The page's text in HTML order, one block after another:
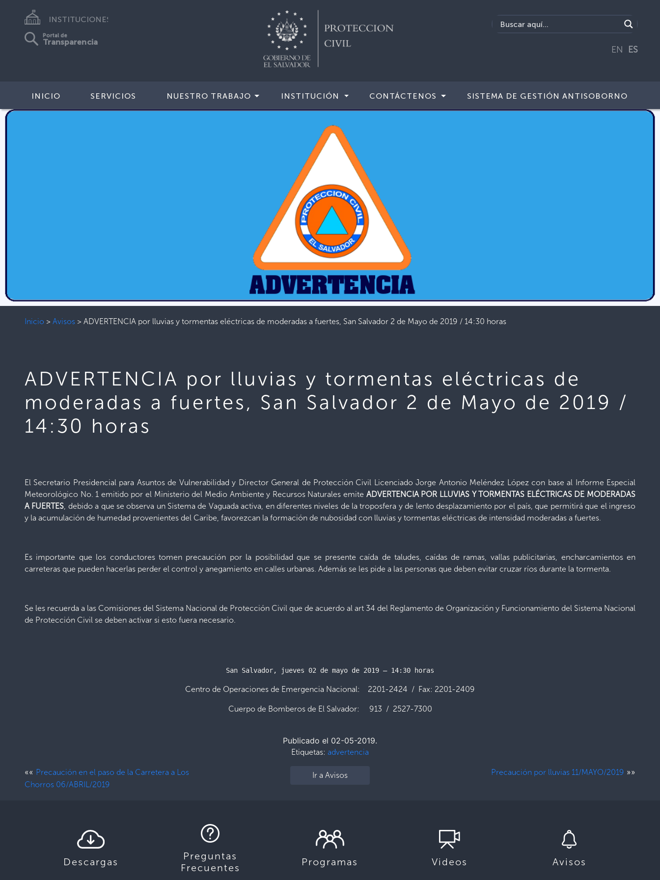
INSTITUCIONES
Portal de
Transparencia
EN ES
INICIO SERVICIOS NUESTRO TRABAJO INSTITUCIÓN CONTÁCTENOS SISTEMA DE GESTIÓN ANTISOBORNO
Inicio > Avisos > ADVERTENCIA por lluvias y tormentas eléctricas de moderadas a fuertes, San Salvador 2 de Mayo de 2019 / 14:30 horas
ADVERTENCIA por lluvias y tormentas eléctricas de
moderadas a fuertes, San Salvador 2 de Mayo de 2019 /
14:30 horas
El Secretario Presidencial para Asuntos de Vulnerabilidad y Director General de Protección Civil Licenciado Jorge Antonio Meléndez López con base al Informe Especial
Meteorológico No. 1 emitido por el Ministerio del Medio Ambiente y Recursos Naturales emite ADVERTENCIA POR LLUVIAS Y TORMENTAS ELÉCTRICAS DE MODERADAS
A FUERTES, debido a que se observa un Sistema de Vaguada activa, en diferentes niveles de la troposfera y de lento desplazamiento por el país, que permitirá que el ingreso
y la acumulación de humedad provenientes del Caribe, favorezcan la formación de nubosidad con lluvias y tormentas eléctricas de intensidad moderadas a fuertes.
Es importante que los conductores tomen precaución por la posibilidad que se presente caída de taludes, caídas de ramas, vallas publicitarias, encharcamientos en
carreteras que pueden hacerlas perder el control y anegamiento en calles urbanas. Además se les pide a las personas que deben evitar cruzar ríos durante la tormenta.
Se les recuerda a las Comisiones del Sistema Nacional de Protección Civil que de acuerdo al art 34 del Reglamento de Organización y Funcionamiento del Sistema Nacional
de Protección Civil se deben activar si esto fuera necesario.
San Salvador, jueves 02 de mayo de 2019 – 14:30 horas
Centro de Operaciones de Emergencia Nacional: 2201-2424 / Fax: 2201-2409
Cuerpo de Bomberos de El Salvador: 913 / 2527-7300
Publicado el 02-05-2019.
Etiquetas: advertencia
«« Precaución en el paso de la Carretera a Los
Chorros 06/ABRIL/2019
Ir a Avisos Precaución por lluvias 11/MAYO/2019 »»
Descargas
Preguntas
Frecuentes
Programas Videos Avisos